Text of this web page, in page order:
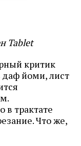
Tablet
критик
йоми, лист
в трактате
Что же,